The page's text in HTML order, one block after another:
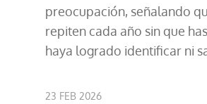
preocupación, señalando
repiten cada año sin que
haya logrado identificar ni
23 FEB 2026